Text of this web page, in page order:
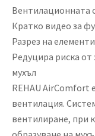
Вентилационната
Кратко видео за
Разрез на
Редуцира риска от
мухъл
REHAU AirComfort
вентилация.
вентилиране, при